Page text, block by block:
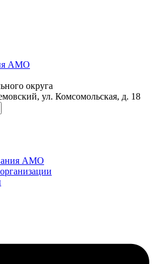
округа
ул. Комсомольская, д. 18
АМО